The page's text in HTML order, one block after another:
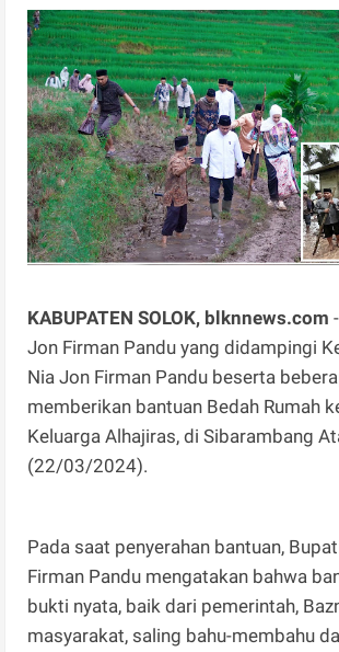
KABUPATEN SOLOK, blknnews.com
Jon Firman Pandu yang didampingi
Nia Jon Firman Pandu beserta
memberikan bantuan Bedah Rumah
Keluarga Alhajiras, di Sibarambang
(22/03/2024).
Pada saat penyerahan bantuan,
Firman Pandu mengatakan bahwa
bukti nyata, baik dari pemerintah,
masyarakat, saling bahu-membahu